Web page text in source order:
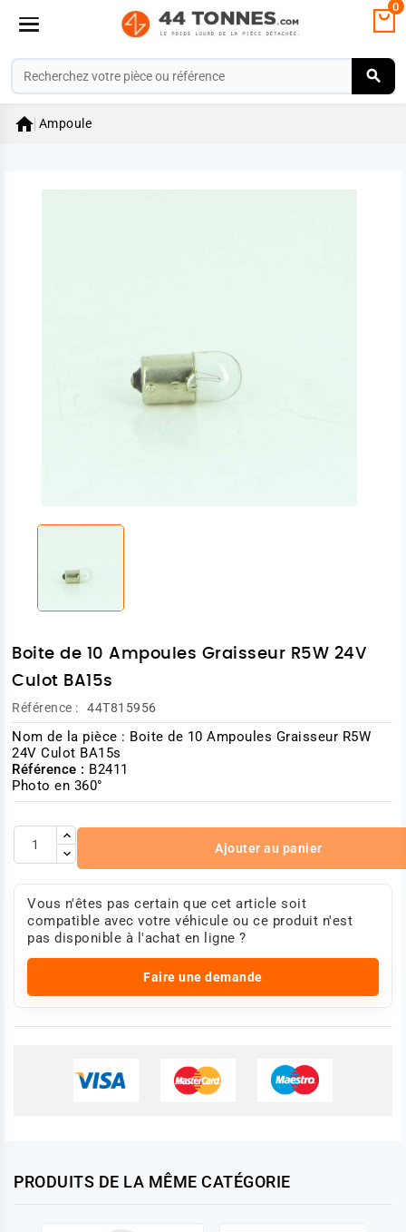
0
 Ampoule
Boite de 10 Ampoules Graisseur R5W 24V
Culot BA15s
Référence : 44T815956
Nom de la pièce : Boite de 10 Ampoules Graisseur R5W
24V Culot BA15s
Référence : B2411
Photo en 360°
Ajouter au panier
Vous n'êtes pas certain que cet article soit
compatible avec votre véhicule ou ce produit n'est
pas disponible à l'achat en ligne ?
Faire une demande
PRODUITS DE LA MÊME CATÉGORIE